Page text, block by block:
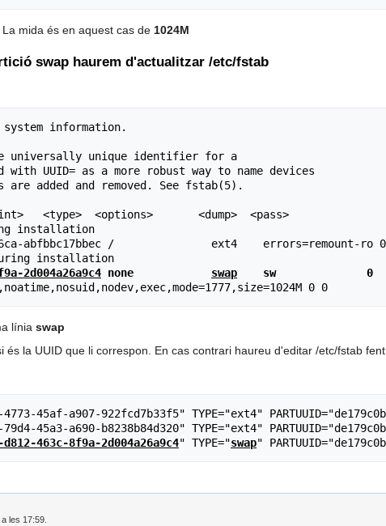
La mida és en aquest cas de 1024M
swap haurem d'actualitzar /etc/fstab
information.
universally unique identifier for a
UUID= as a more robust way to name devices
added and removed. See fstab(5).
<type>  <options>       <dump>  <pass>
installation
86ca-abfbbc17bbec /               ext4    errors=remount-
2d004a26a9c4 none swap
sw              0
línia swap
és la UUID que li correspon. En cas contrari haureu d'editar /etc/fstab
45af-a907-922fcd7b33f5" TYPE="ext4"
45a3-a690-b8238b84d320" TYPE="ext4"
463c-8f9a-2d004a26a9c4" TYPE="swap
les 17:59.